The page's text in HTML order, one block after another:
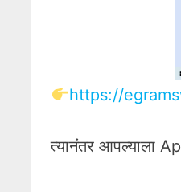
https://
त्यानंतर आपल्याला